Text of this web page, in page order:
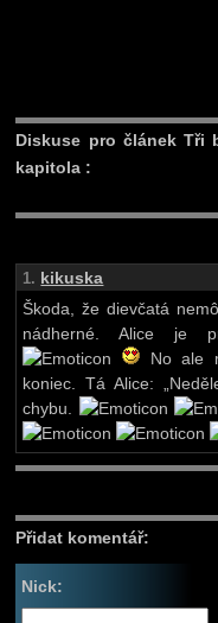
Diskuse pro článek Tři
kapitola :
1. kikuska
Škoda, že dievčatá
nádherné. Alice je
No ale
koniec. Tá Alice:
chybu.
Přidat komentář:
Nick: